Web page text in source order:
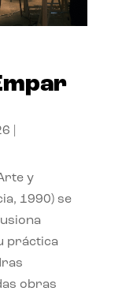
y
1990) se
práctica
obras